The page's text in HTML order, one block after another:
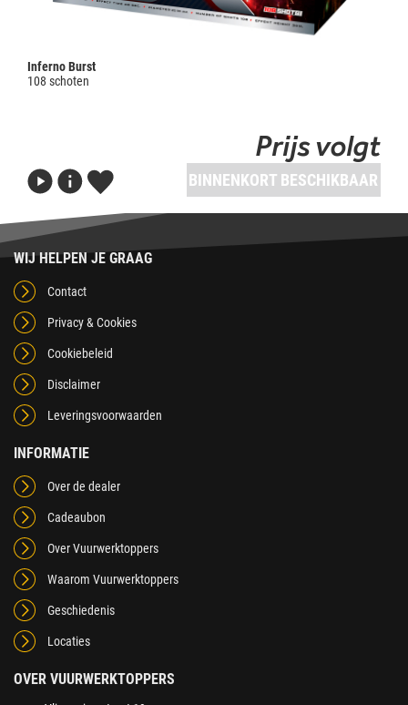
Inferno Burst
108 schoten
Prijs volgt
BINNENKORT BESCHIKBAAR
WIJ HELPEN JE GRAAG
Contact
Privacy & Cookies
Cookiebeleid
Disclaimer
Leveringsvoorwaarden
INFORMATIE
Over de dealer
Cadeaubon
Over Vuurwerktoppers
Waarom Vuurwerktoppers
Geschiedenis
Locaties
OVER VUURWERKTOPPERS